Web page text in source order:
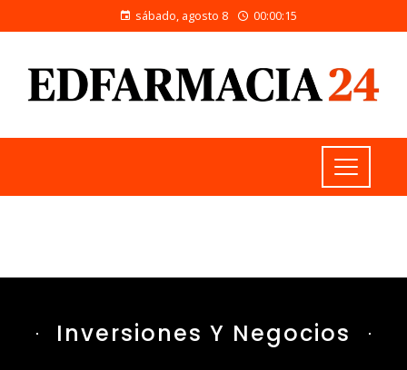
sábado, agosto 8 00:00:16
Inversiones Y Negocios